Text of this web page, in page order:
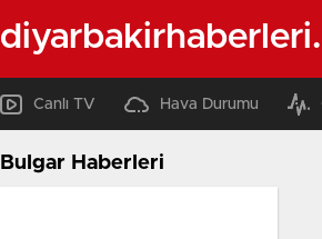
Canlı TV Hava Durumu
Bulgar Haberleri